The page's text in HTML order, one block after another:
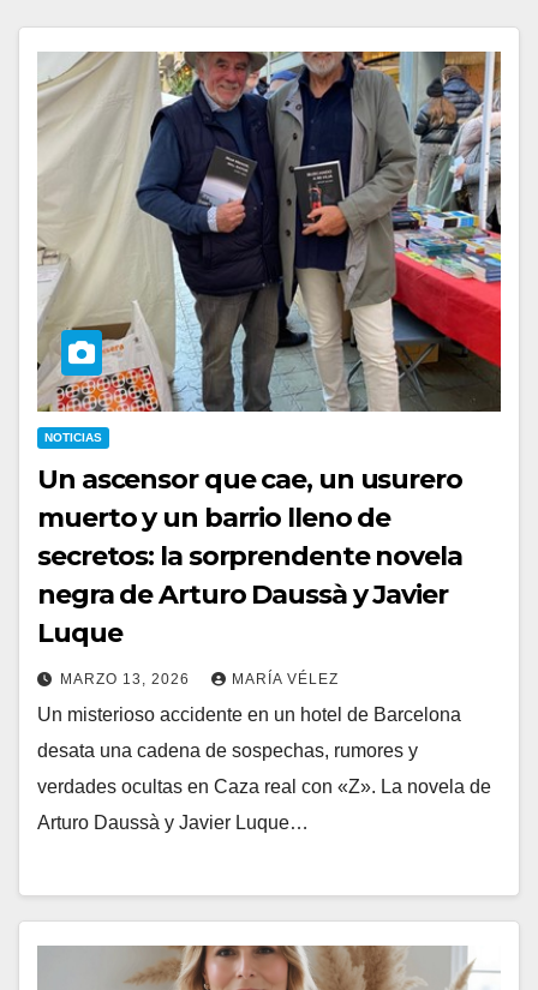
NOTICIAS
Un ascensor que cae, un usurero
muerto y un barrio lleno de
secretos: la sorprendente novela
negra de Arturo Daussà y Javier
Luque
MARZO 13, 2026 MARÍA VÉLEZ
Un misterioso accidente en un hotel de Barcelona
desata una cadena de sospechas, rumores y
verdades ocultas en Caza real con «Z». La novela de
Arturo Daussà y Javier Luque…